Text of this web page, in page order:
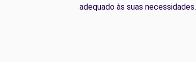
adequado às suas necessidades.